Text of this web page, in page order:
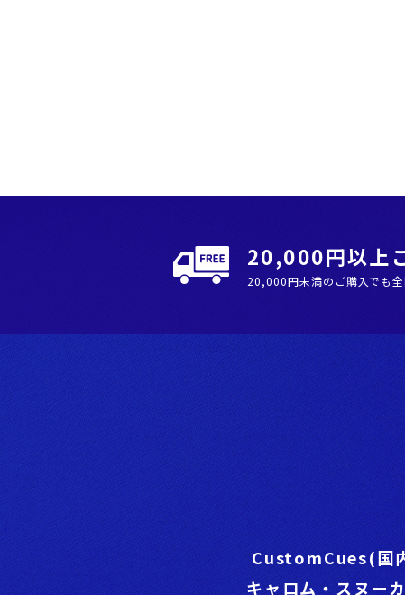
20,000円以上
20,000円未満のご購入でも
CustomCues(国
キャロム・スヌー